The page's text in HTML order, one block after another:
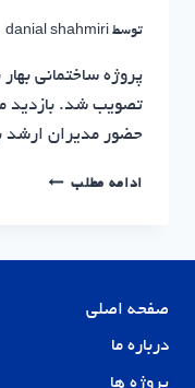
توسط danial shahmiri
پروژه ساختمانی
تصویب شد. بازدید
حضور مدیران ارشد
ادامه مطلبنوین
صفحه اصلی
درباره ما
پروژه ها